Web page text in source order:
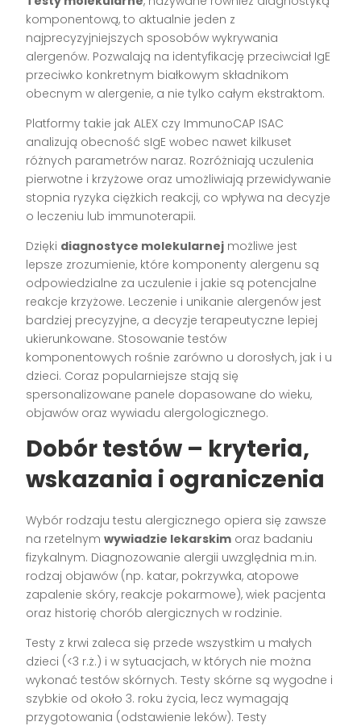
komponentową, to aktualnie jeden z
najprecyzyjniejszych sposobów wykrywania
alergenów. Pozwalają na identyfikację przeciwciał IgE
przeciwko konkretnym białkowym składnikom
obecnym w alergenie, a nie tylko całym ekstraktom.
Platformy takie jak ALEX czy ImmunoCAP ISAC
analizują obecność sIgE wobec nawet kilkuset
różnych parametrów naraz. Rozróżniają uczulenia
pierwotne i krzyżowe oraz umożliwiają przewidywanie
stopnia ryzyka ciężkich reakcji, co wpływa na decyzje
o leczeniu lub immunoterapii.
Dzięki diagnostyce molekularnej możliwe jest
lepsze zrozumienie, które komponenty alergenu są
odpowiedzialne za uczulenie i jakie są potencjalne
reakcje krzyżowe. Leczenie i unikanie alergenów jest
bardziej precyzyjne, a decyzje terapeutyczne lepiej
ukierunkowane. Stosowanie testów
komponentowych rośnie zarówno u dorosłych, jak i u
dzieci. Coraz popularniejsze stają się
spersonalizowane panele dopasowane do wieku,
objawów oraz wywiadu alergologicznego.
Dobór testów – kryteria,
wskazania i ograniczenia
Wybór rodzaju testu alergicznego opiera się zawsze
na rzetelnymwywiadzie lekarskim oraz badaniu
fizykalnym. Diagnozowanie alergii uwzględnia m.in.
rodzaj objawów (np. katar, pokrzywka, atopowe
zapalenie skóry, reakcje pokarmowe), wiek pacjenta
oraz historię chorób alergicznych w rodzinie.
Testy z krwi zaleca się przede wszystkim u małych
dzieci (<3 r.ż.) i w sytuacjach, w których nie można
wykonać testów skórnych. Testy skórne są wygodne i
szybkie od około 3. roku życia, lecz wymagają
przygotowania (odstawienie leków). Testy